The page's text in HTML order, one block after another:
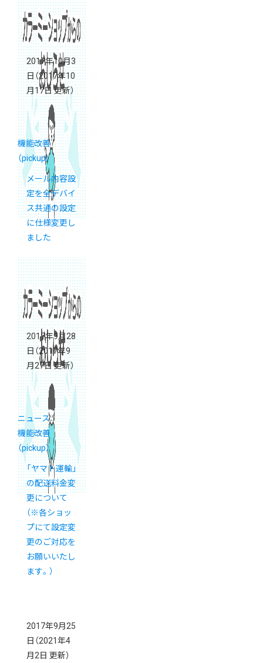
2017年10月3
日（2017年10
月17日 更新）
機能改善
（pickup）
メール内容設
定を全デバイ
ス共通の設定
に仕様変更し
ました
2017年9月28
日（2017年9
月27日 更新）
ニュース
機能改善
（pickup）
「ヤマト運輸」
の配送料金変
更について
（※各ショッ
プにて設定変
更のご対応を
お願いいたし
ます。）
2017年9月25
日 （2021年4
月2日 更新）